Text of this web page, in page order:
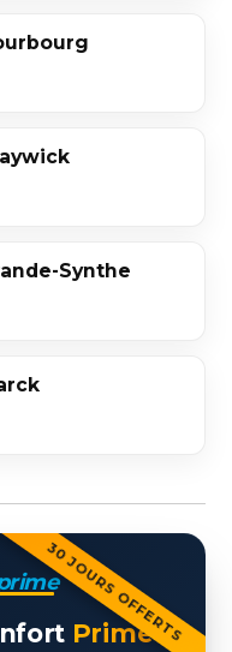
Synthe
30 JOURS OFFERTS
Prime